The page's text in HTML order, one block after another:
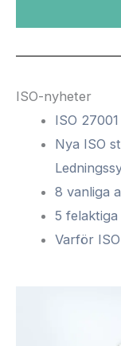
ISO-nyheter
ISO
Nya ISO
8 vanliga
5
Varför